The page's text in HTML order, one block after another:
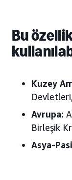
Bu
Kuzey
Avrupa:
Birleşik
Asya-